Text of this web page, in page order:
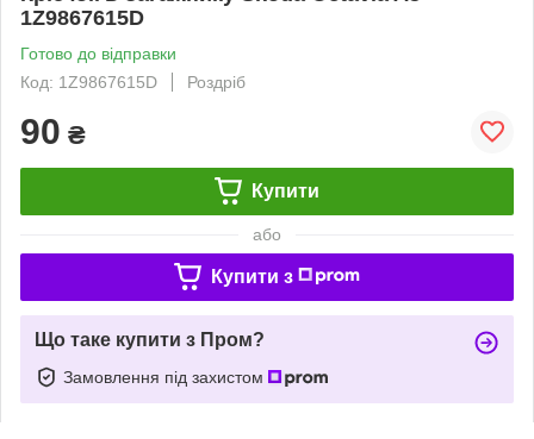
1Z9867615D
Готово до відправки
Код: 1Z9867615D
Роздріб
90 ₴
Купити
або
Купити з
Що таке купити з Пром?
Замовлення під захистом